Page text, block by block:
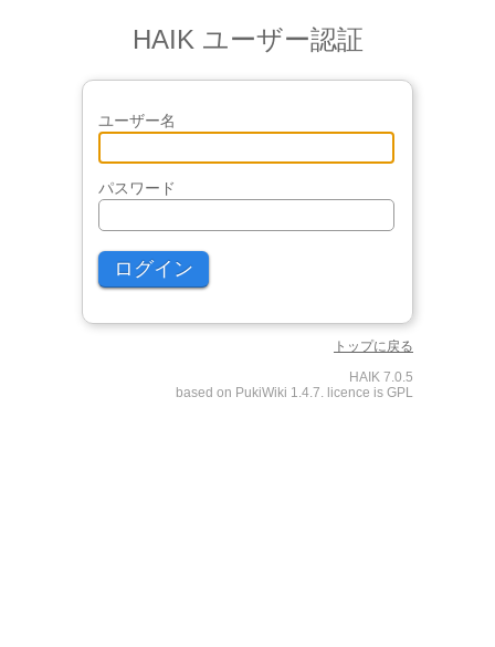
HAIK ユーザー認証
ユーザー名
パスワード
トップに戻る
HAIK 7.0.5
based on PukiWiki 1.4.7. licence is GPL